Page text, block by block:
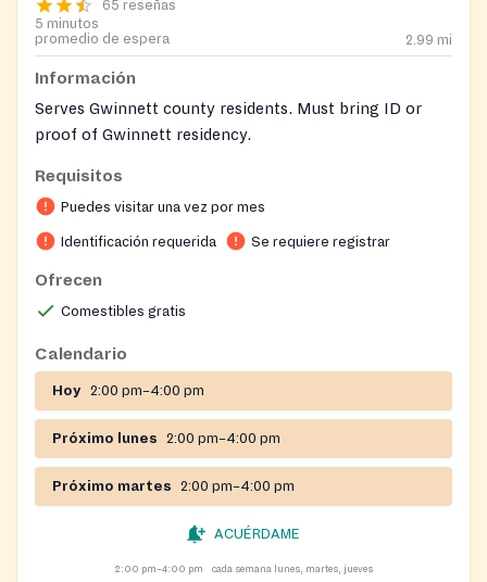
65 reseñas
5 minutos
promedio de espera
2.99 mi
Información
Serves Gwinnett county residents. Must bring ID or
proof of Gwinnett residency.
On-site registration required
Requisitos
Puedes visitar una vez por mes
Identificación requerida Se requiere registrar
Ofrecen
Comestibles gratis
Calendario
Hoy 2:00 pm–4:00 pm
Próximo lunes 2:00 pm–4:00 pm
Próximo martes 2:00 pm–4:00 pm
ACUÉRDAME
2:00 pm–4:00 pm cada semana lunes, martes, jueves